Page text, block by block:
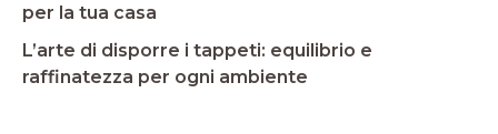
per la tua casa
L’arte di disporre i tappeti: equilibrio e
raffinatezza per ogni ambiente